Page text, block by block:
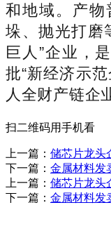
和地域。产物
垛、抛光打磨
巨人”企业，
批“新经济示
人全财产链企
扫二维码用手机看
上一篇： 储芯片龙头
下一篇： 金属材料发
上一篇： 储芯片龙头
下一篇： 金属材料发